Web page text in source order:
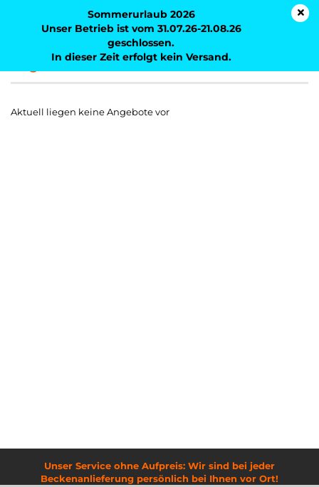
Sommerurlaub 2026
Unser Betrieb ist vom 31.07.26-21.08.26
geschlossen.
In dieser Zeit erfolgt kein Versand.
Angebote
Aktuell liegen keine Angebote vor
Unser Service ohne Aufpreis: Wir sind bei jeder
Beckenanlieferung persönlich bei Ihnen vor Ort!